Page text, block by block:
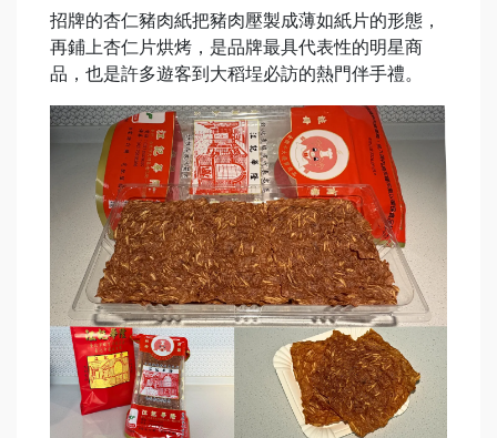
招牌的杏仁豬肉紙把豬肉壓製成薄如紙片的形態，
再鋪上杏仁片烘烤，是品牌最具代表性的明星商
品，也是許多遊客到大稻埕必訪的熱門伴手禮。